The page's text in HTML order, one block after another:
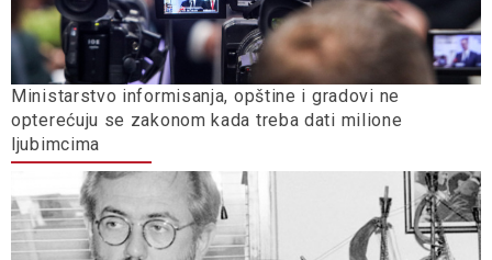
Ministarstvo informisanja, opštine i gradovi ne
opterećuju se zakonom kada treba dati milione
ljubimcima